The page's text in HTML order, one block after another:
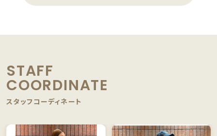
STAFF
COORDINATE
スタッフコーディネート